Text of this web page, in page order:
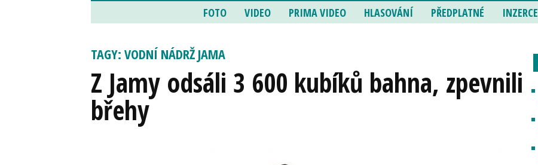
FOTO
VIDEO PRIMA VIDEO HLASOVÁNÍ PŘEDPLATNÉ INZERCE
TAGY: VODNÍ NÁDRŽ JAMA
Z Jamy odsáli 3 600 kubíků bahna, zpevnili
břehy